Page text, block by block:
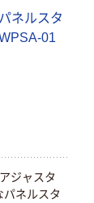
ネルスタ
01
ジャスタ
パネルスタ